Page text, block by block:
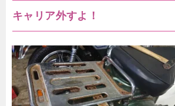
キャリア外すよ！